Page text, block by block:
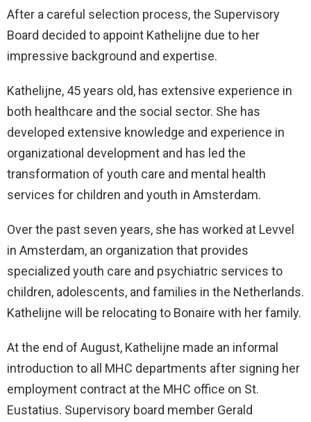
After a careful selection process, the Supervisory
Board decided to appoint Kathelijne due to her
impressive background and expertise.
Kathelijne, 45 years old, has extensive experience in
both healthcare and the social sector. She has
developed extensive knowledge and experience in
organizational development and has led the
transformation of youth care and mental health
services for children and youth in Amsterdam.
Over the past seven years, she has worked at Levvel
in Amsterdam, an organization that provides
specialized youth care and psychiatric services to
children, adolescents, and families in the Netherlands.
Kathelijne will be relocating to Bonaire with her family.
At the end of August, Kathelijne made an informal
introduction to all MHC departments after signing her
employment contract at the MHC office on St.
Eustatius. Supervisory board member Gerald